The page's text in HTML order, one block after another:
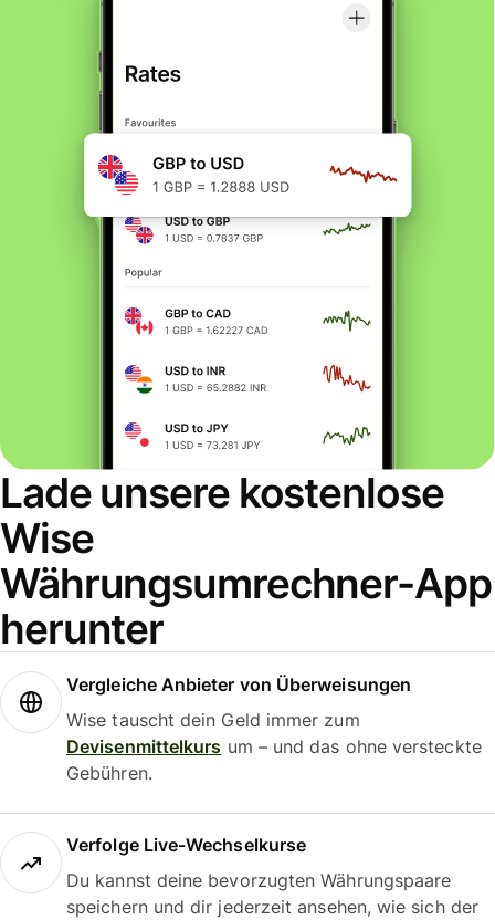
Lade unsere kostenlose
Wise
Währungsumrechner-App
herunter
Vergleiche Anbieter von Überweisungen
Wise tauscht dein Geld immer zum
Devisenmittelkurs um – und das ohne versteckte
Gebühren.
Verfolge Live-Wechselkurse
Du kannst deine bevorzugten Währungspaare
speichern und dir jederzeit ansehen, wie sich der